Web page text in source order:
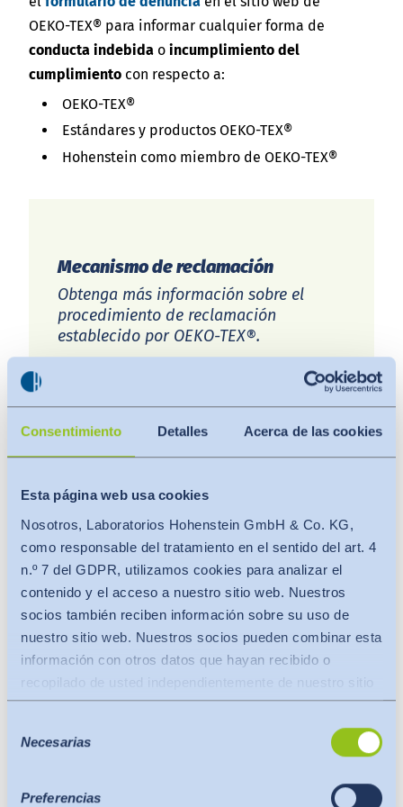
Consentimiento Detalles Acerca de las cookies
Esta página web usa cookies
Nosotros, Laboratorios Hohenstein GmbH & Co. KG,
como responsable del tratamiento en el sentido del art. 4
n.º 7 del GDPR, utilizamos cookies para analizar el
contenido y el acceso a nuestro sitio web. Nuestros
socios también reciben información sobre su uso de
nuestro sitio web. Nuestros socios pueden combinar esta
información con otros datos que hayan recibido o
recopilado de usted independientemente de nuestro sitio
web.
organización internacional. En este caso se tiene en
UE. Ésta establece que se trata de un tercer país seguro
deNecesarias
Preferencias
English
Việt Nam
Tiếng Việt
Indonesia
English
Việt Nam
Tiếng Việt
Indonesia
Noticias - Industria
Descargas
Prensa (EN)
OEKO-TEX® para informar cualquier forma de
conducta indebida o incumplimiento del
cumplimiento con respecto a:
OEKO-TEX®
Estándares y productos OEKO-TEX®
Hohenstein como miembro de OEKO-TEX®
Mecanismo de reclamación
Obtenga más información sobre el
procedimiento de reclamación
establecido por OEKO-TEX®.
Formulario de reclamación
Informar a la Secretaría deOEKO-TEX®
de cualquier conducta indebida o
incumplimiento.
FORMULARIO EN LÍNEA (EN)